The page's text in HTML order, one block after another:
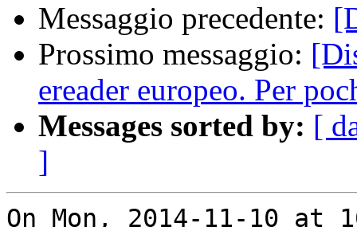
Messaggio precedente:
Prossimo messaggio:
ereader europeo. Per
Messages sorted by: [
]